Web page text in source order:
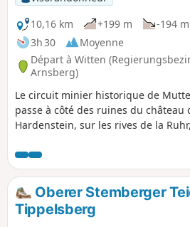
10,16 km
+199 m
-194 m
3h 30
Moyenne
Départ à Witten
Arnsberg)
Le circuit minier historique de
passe à côté des ruines du château
Hardenstein, sur les rives de la
un musée avec une expo
Oberer Stemberger
Tippelsberg